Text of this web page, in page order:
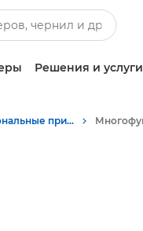
Решения и услуги
Многофункциональные принтеры - Принтеры «Все в одном»